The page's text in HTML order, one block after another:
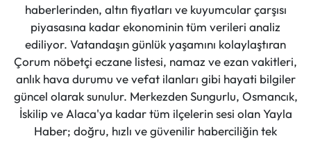
haberlerinden, altın fiyatları ve kuyumcular çarşısı
piyasasına kadar ekonominin tüm verileri analiz
ediliyor. Vatandaşın günlük yaşamını kolaylaştıran
Çorum nöbetçi eczane listesi, namaz ve ezan vakitleri,
anlık hava durumu ve vefat ilanları gibi hayati bilgiler
güncel olarak sunulur. Merkezden Sungurlu, Osmancık,
İskilip ve Alaca'ya kadar tüm ilçelerin sesi olan Yayla
Haber; doğru, hızlı ve güvenilir haberciliğin tek